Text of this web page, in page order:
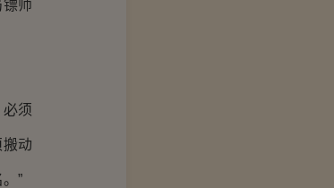
师
须
动
”